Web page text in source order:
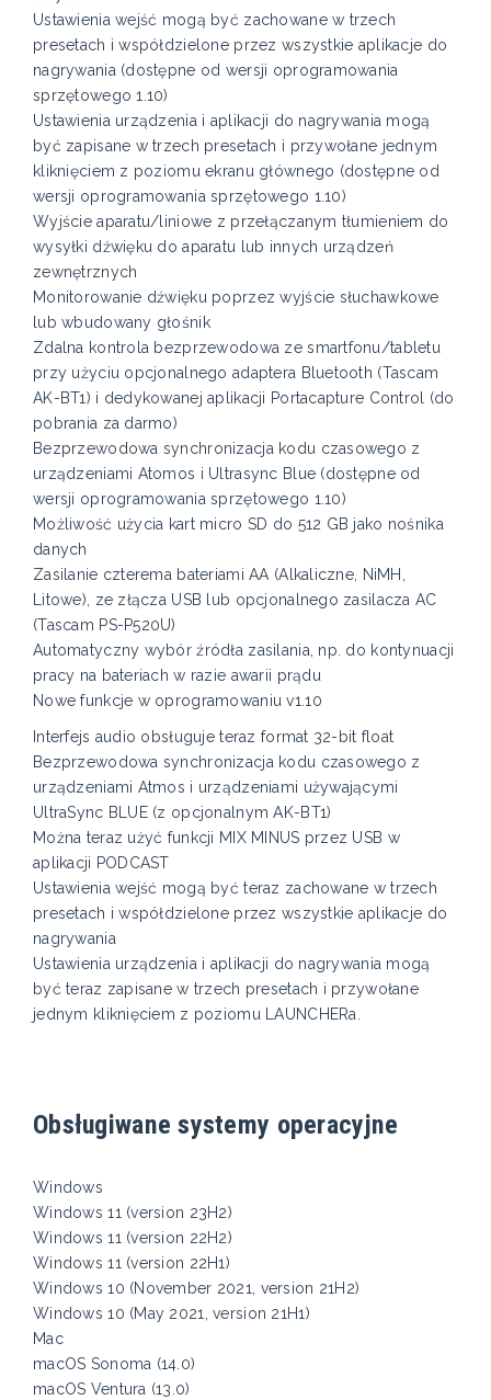
Ustawienia wejść mogą być zachowane w trzech
presetach i współdzielone przez wszystkie aplikacje do
nagrywania (dostępne od wersji oprogramowania
sprzętowego 1.10)
Ustawienia urządzenia i aplikacji do nagrywania mogą
być zapisane w trzech presetach i przywołane jednym
kliknięciem z poziomu ekranu głównego (dostępne od
wersji oprogramowania sprzętowego 1.10)
Wyjście aparatu/liniowe z przełączanym tłumieniem do
wysyłki dźwięku do aparatu lub innych urządzeń
zewnętrznych
Monitorowanie dźwięku poprzez wyjście słuchawkowe
lub wbudowany głośnik
Zdalna kontrola bezprzewodowa ze smartfonu/tabletu
przy użyciu opcjonalnego adaptera Bluetooth (Tascam
AK-BT1) i dedykowanej aplikacji Portacapture Control (do
pobrania za darmo)
Bezprzewodowa synchronizacja kodu czasowego z
urządzeniami Atomos i Ultrasync Blue (dostępne od
wersji oprogramowania sprzętowego 1.10)
Możliwość użycia kart micro SD do 512 GB jako nośnika
danych
Zasilanie czterema bateriami AA (Alkaliczne, NiMH,
Litowe), ze złącza USB lub opcjonalnego zasilacza AC
(Tascam PS-P520U)
Automatyczny wybór źródła zasilania, np. do kontynuacji
pracy na bateriach w razie awarii prądu
Nowe funkcje w oprogramowaniu v1.10
Interfejs audio obsługuje teraz format 32-bit float
Bezprzewodowa synchronizacja kodu czasowego z
urządzeniami Atmos i urządzeniami używającymi
UltraSync BLUE (z opcjonalnym AK-BT1)
Można teraz użyć funkcji MIX MINUS przez USB w
aplikacji PODCAST
Ustawienia wejść mogą być teraz zachowane w trzech
presetach i współdzielone przez wszystkie aplikacje do
nagrywania
Ustawienia urządzenia i aplikacji do nagrywania mogą
być teraz zapisane w trzech presetach i przywołane
jednym kliknięciem z poziomu LAUNCHERa.
Obsługiwane systemy operacyjne
Windows
Windows 11 (version 23H2)
Windows 11 (version 22H2)
Windows 11 (version 22H1)
Windows 10 (November 2021, version 21H2)
Windows 10 (May 2021, version 21H1)
Mac
macOS Sonoma (14.0)
macOS Ventura (13.0)